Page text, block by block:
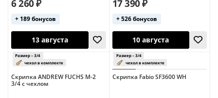
26 сентября 18 августа
6 260 ₽
+ 189 бонусов
17 390 ₽
+ 526 бонусов
Скрипка ANDREW FUCHS M-2
3/4 с чехлом
Скрипка Fabio SF3600 WH